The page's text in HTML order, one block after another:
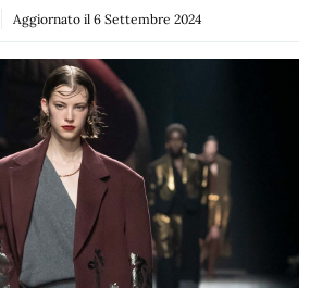
Aggiornato il 6 Settembre 2024